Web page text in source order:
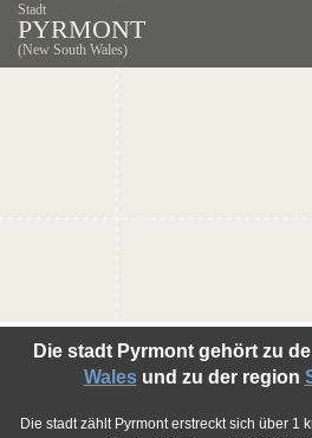
Stadt
PYRMONT
(New South Wales)
Die stadt Pyrmont gehört zu
Walesund zu der region
Die stadt zählt Pyrmont erstreckt sich über 1